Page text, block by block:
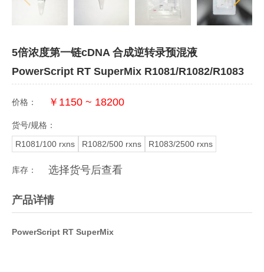
5倍浓度第一链cDNA 合成逆转录预混液
PowerScript RT SuperMix R1081/R1082/R1083
价格： ￥1150 ~ 18200
货号/规格：
R1081/100 rxns
R1082/500 rxns R1083/2500 rxns
库存： 选择货号后查看
产品详情
PowerScript RT SuperMix